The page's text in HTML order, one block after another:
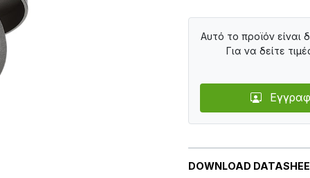
DOWNLOAD
Αυτό το προϊόν είναι
Για να δείτε